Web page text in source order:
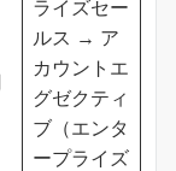
ライズセー
ルス → ア
カウントエ
グゼクティ
ブ（エンタ
ープライズ